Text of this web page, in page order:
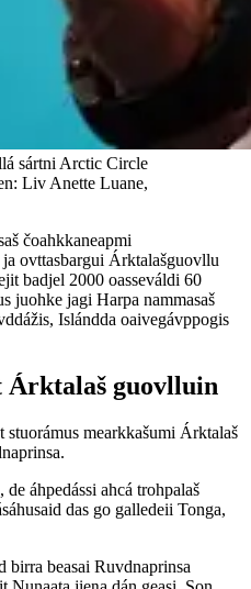
sártni Arctic Circle
Liv Anette Luane,
čoahkkaneapmi
ovttasbargui Árktalašguovllu
badjel 2000 oasseváldi 60
juohke jagi Harpa nammasaš
Islándda oaivegávppogis
guovlluin
mearkkašumi Árktalaš
áhpedássi ahcá trohpalaš
das go galledeii Tonga,
birra beasai Ruvdnaprinsa